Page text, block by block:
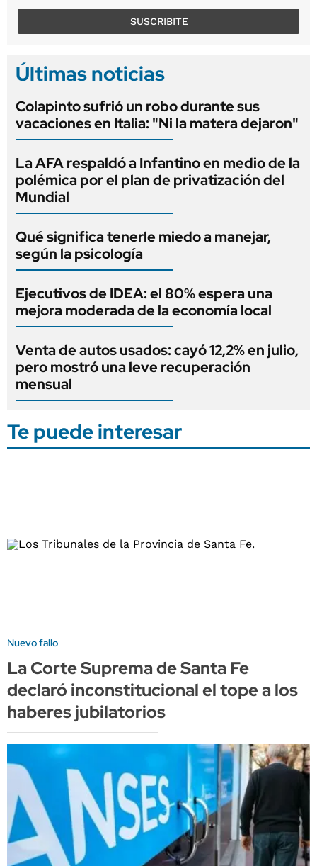
SUSCRIBITE
Últimas noticias
Colapinto sufrió un robo durante sus
vacaciones en Italia: "Ni la matera dejaron"
La AFA respaldó a Infantino en medio de la
polémica por el plan de privatización del
Mundial
Qué significa tenerle miedo a manejar,
según la psicología
Ejecutivos de IDEA: el 80% espera una
mejora moderada de la economía local
Venta de autos usados: cayó 12,2% en julio,
pero mostró una leve recuperación
mensual
Te puede interesar
Nuevo fallo
La Corte Suprema de Santa Fe
declaró inconstitucional el tope a los
haberes jubilatorios